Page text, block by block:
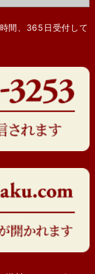
間、365日受付して